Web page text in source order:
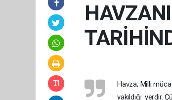
Havza; Milli
yakıldığı yerdir.